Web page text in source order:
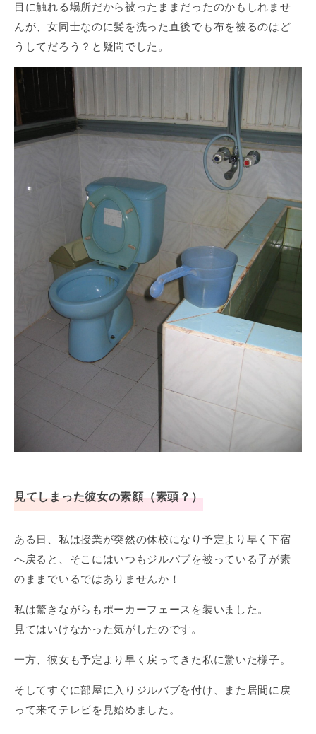
目に触れる場所だから被ったままだったのかもしれませ
んが、女同士なのに髪を洗った直後でも布を被るのはど
うしてだろう？と疑問でした。
見てしまった彼女の素顔（素頭？）
ある日、私は授業が突然の休校になり予定より早く下宿
へ戻ると、そこにはいつもジルバブを被っている子が素
のままでいるではありませんか！
私は驚きながらもポーカーフェースを装いました。
見てはいけなかった気がしたのです。
一方、彼女も予定より早く戻ってきた私に驚いた様子。
そしてすぐに部屋に入りジルバブを付け、また居間に戻
って来てテレビを見始めました。